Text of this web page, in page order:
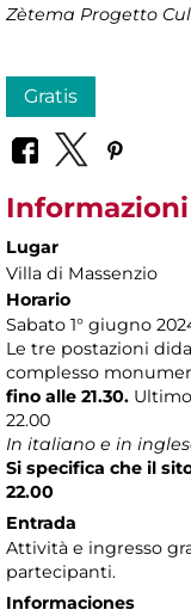
Zètema Progetto
Gratis
Informazioni
Lugar
Villa di Massenzio
Horario
Sabato 1° giugno
Le tre postazioni
complesso
fino alle 21.30.
22.00
In italiano e in
Si specifica che il
22.00
Entrada
Attività e ingresso
partecipanti.
Informaciones